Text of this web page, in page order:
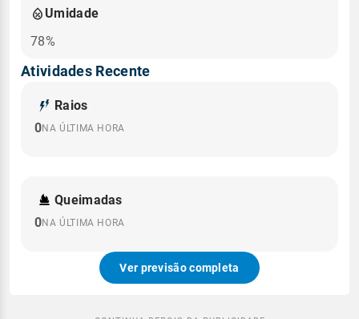
Umidade
78%
Atividades Recente
Raios
0NA ÚLTIMA HORA
Queimadas
0NA ÚLTIMA HORA
Ver previsão completa